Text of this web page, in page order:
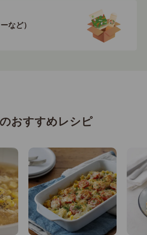
など）
おすすめレシピ